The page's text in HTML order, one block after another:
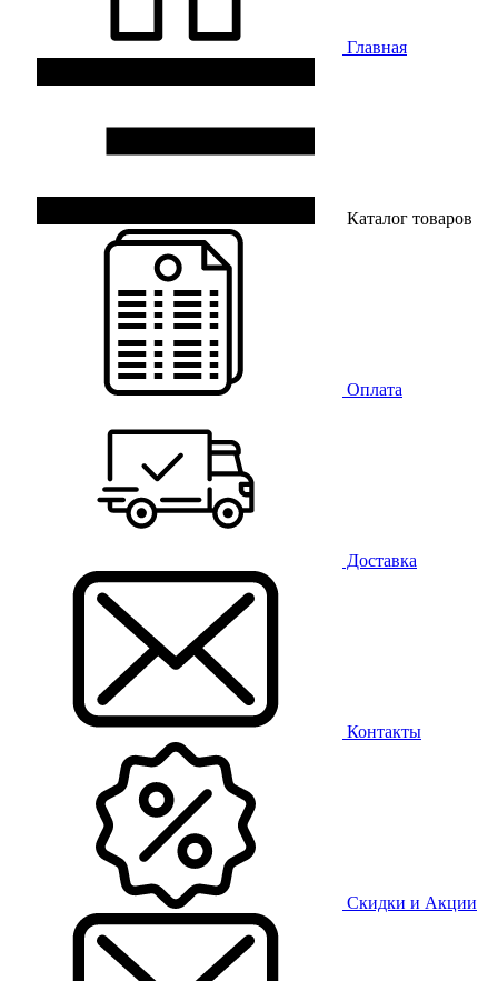
Главная
Каталог товаров
Оплата
Доставка
Контакты
Скидки и Акции